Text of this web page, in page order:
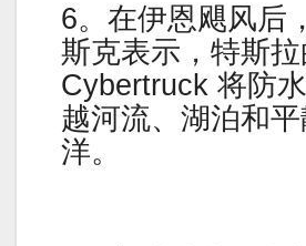
6。在伊恩飓风后
斯克表示，特斯拉
Cybertruck 将防
越河流、湖泊和
洋。